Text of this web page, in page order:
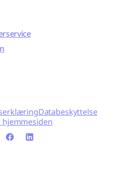
Databeskyttelse
hjemmesiden